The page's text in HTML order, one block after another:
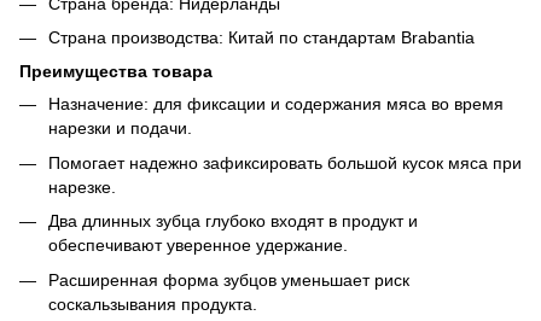
Страна производства: Китай по стандартам Brabantia
Преимущества товара
Назначение: для фиксации и содержания мяса во время
нарезки и подачи.
Помогает надежно зафиксировать большой кусок мяса при
нарезке.
Два длинных зубца глубоко входят в продукт и
обеспечивают уверенное удержание.
Расширенная форма зубцов уменьшает риск
соскальзывания продукта.